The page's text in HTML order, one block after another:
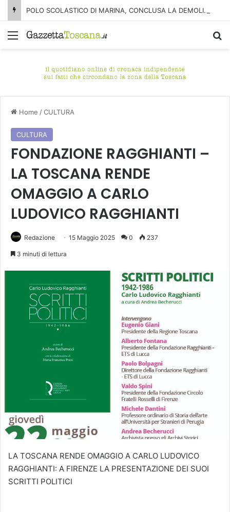
POLO SCOLASTICO DI MARINA, CONCLUSA LA DEMOLIZIONE DELL’ALA NORD-SUD
Menu
Home /CULTURA
CULTURA
FONDAZIONE RAGGHIANTI –
LA TOSCANA RENDE
OMAGGIO A CARLO
LUDOVICO RAGGHIANTI
Redazione 15 Maggio 2025 0 237
3 minuti di lettura
LA TOSCANA RENDE OMAGGIO A CARLO LUDOVICO
RAGGHIANTI: A FIRENZE LA PRESENTAZIONE DEI SUOI
SCRITTI POLITICI